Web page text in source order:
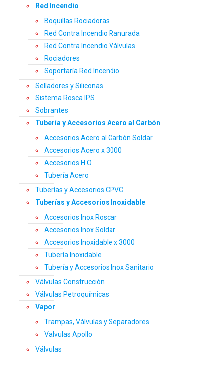
Red Incendio
Boquillas Rociadoras
Red Contra Incendio Ranurada
Red Contra Incendio Válvulas
Rociadores
Soportaría Red Incendio
Selladores y Siliconas
Sistema Rosca IPS
Sobrantes
Tubería y Accesorios Acero al Carbón
Accesorios Acero al Carbón Soldar
Accesorios Acero x 3000
Accesorios H.O
Tubería Acero
Tuberías y Accesorios CPVC
Tuberías y Accesorios Inoxidable
Accesorios Inox Roscar
Accesorios Inox Soldar
Accesorios Inoxidable x 3000
Tubería Inoxidable
Tubería y Accesorios Inox Sanitario
Válvulas Construcción
Válvulas Petroquímicas
Vapor
Trampas, Válvulas y Separadores
Valvulas Apollo
Válvulas